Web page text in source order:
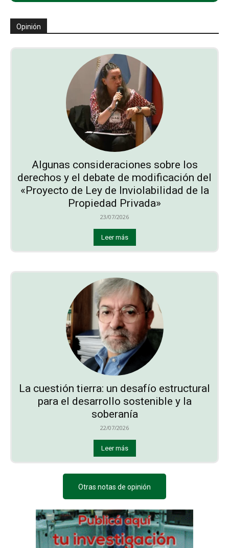
Opinión
Algunas consideraciones sobre los
derechos y el debate de modificación del
«Proyecto de Ley de Inviolabilidad de la
Propiedad Privada»
23/07/2026
Leer más
La cuestión tierra: un desafío estructural
para el desarrollo sostenible y la
soberanía
22/07/2026
Leer más
Otras notas de opinión